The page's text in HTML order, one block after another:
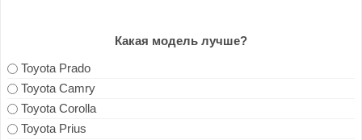
Какая модель лучше?
Toyota Prado
Toyota Camry
Toyota Corolla
Toyota Prius